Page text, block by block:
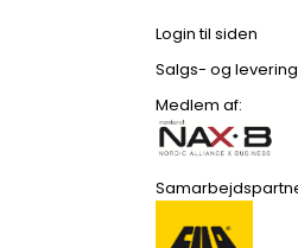
Login til siden
Salgs- og
Medlem af: